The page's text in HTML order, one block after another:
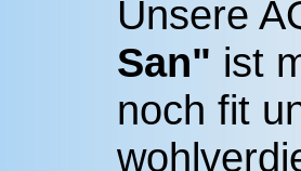
Unsere
San" ist
noch fit